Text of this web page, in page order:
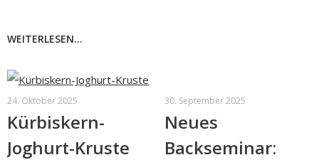
WEITERLESEN...
24. Oktober 2025
Kürbiskern-
Joghurt-Kruste
30. September 2025
Neues
Backseminar: